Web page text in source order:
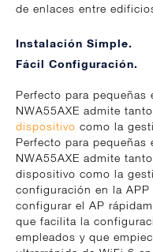
de enlaces entre
Instalación Simple.
Fácil Configuración.
Perfecto para pequeñas
NWA55AXE admite
dispositivo como la
Perfecto para pequeñas
NWA55AXE admite
dispositivo como la
configuración en la
configurar el AP
que facilita la
empleados y que